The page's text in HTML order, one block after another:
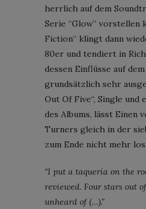
herrlich auf dem
Serie “Glow” vorstellen
Fiction“ klingt dann
80er und tendiert in
dessen Einflüsse auf
grundsätzlich sehr
Out Of Five“, Single
des Albums, lässt Einen
Turners gleich in der
zum Ende nicht mehr los.
“I put a taqueria on the
reviewed. Four stars out
unheard of (…).”